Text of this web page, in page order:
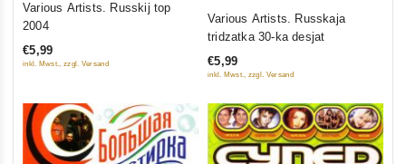
5
Various Artists. Russkij top
2004
€5,99
inkl. Mwst., zzgl. Versand 5
Various Artists. Russkaja
tridzatka 30-ka desjat
€5,99
inkl. Mwst., zzgl. Versand